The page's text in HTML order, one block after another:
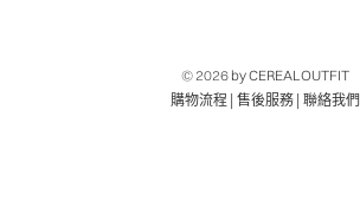
© 2026 by CEREALOUTFIT
購物流程 | 售後服務 | 聯絡我們